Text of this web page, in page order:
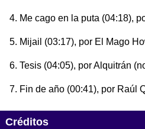
Me cago en la puta (04:18),
Mijail (03:17), por El Mago
Tesis (04:05), por Alquitrán
Fin de año (00:41), por Raúl
Créditos